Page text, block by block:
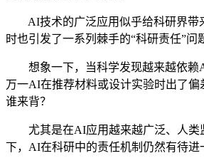
AI技术的广泛应用似乎给科研界带
时也引发了一系列棘手的“科研责任”问
想象一下，当科学发现越来越依赖
万一AI在推荐材料或设计实验时出了偏
谁来背？
尤其是在AI应用越来越广泛、人类
下，AI在科研中的责任机制仍然有待进